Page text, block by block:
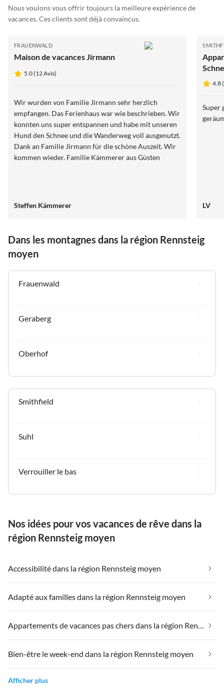
Nous voulons vous offrir toujours la meilleure expérience de
vacances. Ces clients sont déjà convaincus.
FRAUENWALD
Maison de vacances Jirmann
5.0 (12 Avis)
Wir wurden von Familie Jirmann sehr herzlich
empfangen. Das Ferienhaus war wie beschrieben. Wir
konnten uns super entspannen und habe mit unseren
Hund den Schnee und die Wanderweg voll ausgenutzt.
Dank an Familie Jirmann für die schöne Auszeit. Wir
kommen wieder. Familie Kämmerer aus Güsten
Steffen Kämmerer
4.8
Super
LV
Dans les montagnes dans la région Rennsteig
moyen
Frauenwald
Geraberg
Oberhof
Smithfield
Suhl
Verrouiller le bas
Nos idées pour vos vacances de rêve dans la
région Rennsteig moyen
Accessibilité dans la région Rennsteig moyen
Adapté aux familles dans la région Rennsteig moyen
Appartements de vacances pas chers dans la région Rennsteig moyen
Bien-être le week-end dans la région Rennsteig moyen
Afficher plus